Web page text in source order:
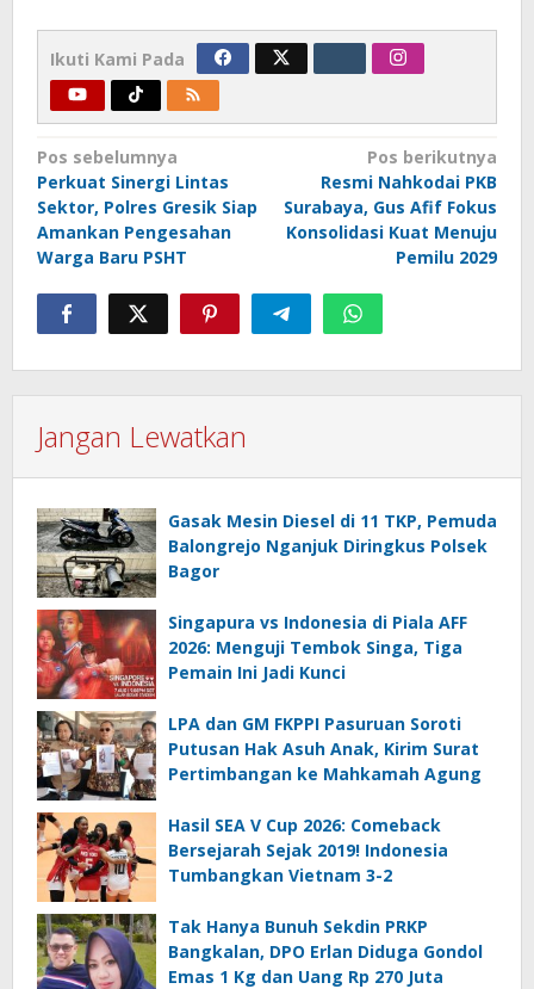
Ikuti Kami Pada
Navigasi
pos
Pos sebelumnya
Perkuat Sinergi Lintas
Sektor, Polres Gresik Siap
Amankan Pengesahan
Warga Baru PSHT
Pos berikutnya
Resmi Nahkodai PKB
Surabaya, Gus Afif Fokus
Konsolidasi Kuat Menuju
Pemilu 2029
Jangan Lewatkan
Gasak Mesin Diesel di 11 TKP, Pemuda
Balongrejo Nganjuk Diringkus Polsek
Bagor
Singapura vs Indonesia di Piala AFF
2026: Menguji Tembok Singa, Tiga
Pemain Ini Jadi Kunci
LPA dan GM FKPPI Pasuruan Soroti
Putusan Hak Asuh Anak, Kirim Surat
Pertimbangan ke Mahkamah Agung
Hasil SEA V Cup 2026: Comeback
Bersejarah Sejak 2019! Indonesia
Tumbangkan Vietnam 3-2
Tak Hanya Bunuh Sekdin PRKP
Bangkalan, DPO Erlan Diduga Gondol
Emas 1 Kg dan Uang Rp 270 Juta